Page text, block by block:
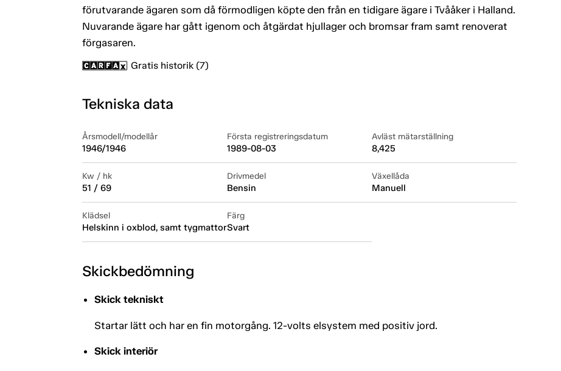
förutvarande ägaren som då förmodligen köpte den från en tidigare ägare i Tvååker i Halland.
Nuvarande ägare har gått igenom och åtgärdat hjullager och bromsar fram samt renoverat
förgasaren.
Gratis historik (7)
Tekniska data
Årsmodell/modellår
1946/1946
Första registreringsdatum
1989-08-03
Avläst mätarställning
8,425
Kw / hk
51 / 69
Drivmedel
Bensin
Växellåda
Manuell
Klädsel
Helskinn i oxblod, samt tygmattor
Färg
Svart
Skickbedömning
Skick tekniskt
Startar lätt och har en fin motorgång. 12-volts elsystem med positiv jord.
Skick interiör